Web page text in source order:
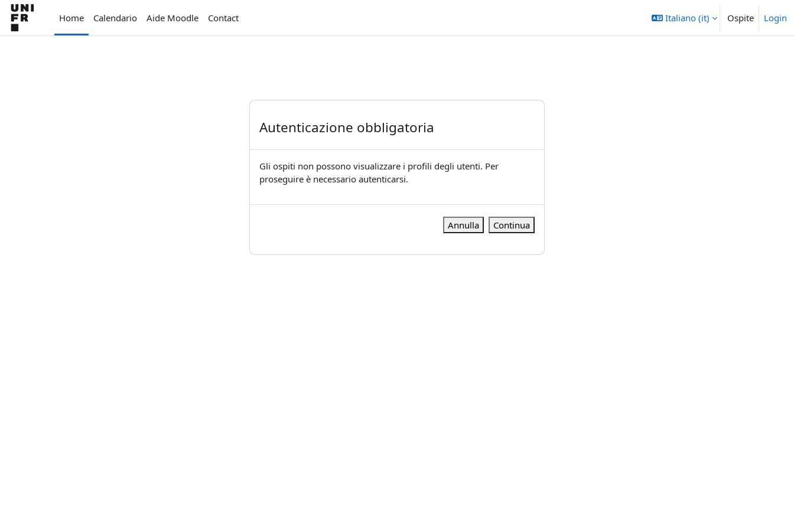
Vai al contenuto principale
Home
Calendario Aide Moodle Contact Italiano ‎(it)‎ Ospite Login
Autenticazione obbligatoria
Gli ospiti non possono visualizzare i profili degli utenti. Per
proseguire è necessario autenticarsi.
Annulla Continua